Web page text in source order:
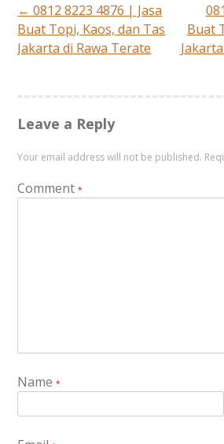
Post
← 0812 8223 4876 | Jasa
Buat Topi, Kaos, dan Tas
Jakarta di Rawa Terate
Buat
Leave a Reply
Your email address will not be published.
Comment*
Name*